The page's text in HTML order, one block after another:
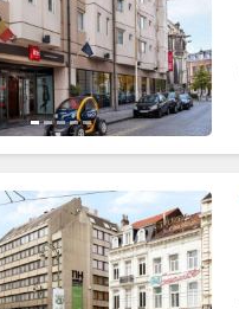
Avanti
Avanti